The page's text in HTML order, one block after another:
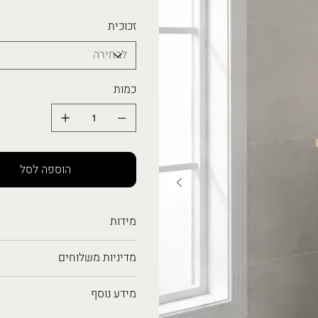
זכוכית
כמות
הוספה לסל
מידות
מדיניות משלוחים
מידע נוסף